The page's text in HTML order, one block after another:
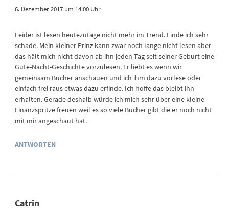
6. Dezember 2017 um 14:00 Uhr
Leider ist lesen heutezutage nicht mehr im Trend. Finde ich sehr
schade. Mein kleiner Prinz kann zwar noch lange nicht lesen aber
das hält mich nicht davon ab ihn jeden Tag seit seiner Geburt eine
Gute-Nacht-Geschichte vorzulesen. Er liebt es wenn wir
gemeinsam Bücher anschauen und ich ihm dazu vorlese oder
einfach frei raus etwas dazu erfinde. Ich hoffe das bleibt ihn
erhalten. Gerade deshalb würde ich mich sehr über eine kleine
Finanzspritze freuen weil es so viele Bücher gibt die er noch nicht
mit mir angeschaut hat.
ANTWORTEN
Catrin